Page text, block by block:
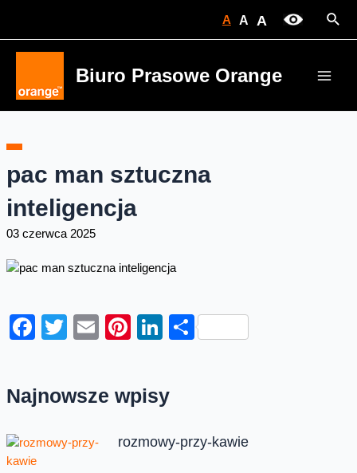
A A A
Biuro Prasowe Orange
pac man sztuczna
inteligencja
03 czerwca 2025
Facebook
Twitter
EmailPinterest
LinkedIn
Share
Najnowsze wpisy
rozmowy-przy-kawie